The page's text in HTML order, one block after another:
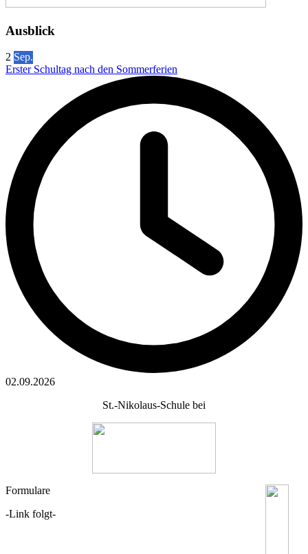
Ausblick
2 Sep.
Erster Schultag nach den Sommerferien
02.09.2026
St.-Nikolaus-Schule bei
Formulare
-Link folgt-